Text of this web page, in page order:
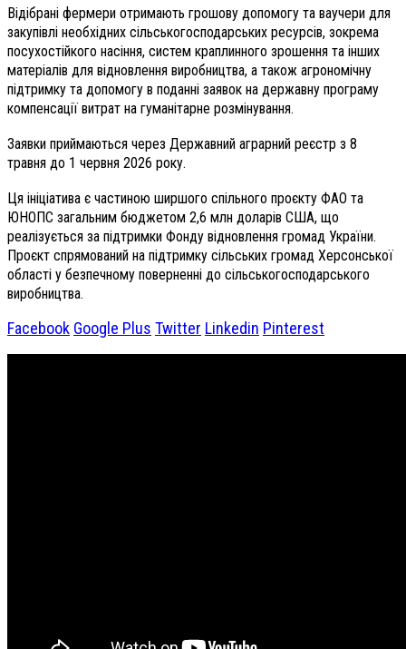
Відібрані фермери отримають грошову допомогу та ваучери для
закупівлі необхідних сільськогосподарських ресурсів, зокрема
посухостійкого насіння, систем краплинного зрошення та інших
матеріалів для відновлення виробництва, а також агрономічну
підтримку та допомогу в поданні заявок на державну програму
компенсації витрат на гуманітарне розмінування.
Заявки приймаються через Державний аграрний реєстр з 8
травня до 1 червня 2026 року.
Ця ініціатива є частиною ширшого спільного проєкту ФАО та
ЮНОПС загальним бюджетом 2,6 млн доларів США, що
реалізується за підтримки Фонду відновлення громад України.
Проєкт спрямований на підтримку сільських громад Херсонської
області у безпечному поверненні до сільськогосподарського
виробництва.
Facebook Google Plus Twitter Linkedin Pinterest